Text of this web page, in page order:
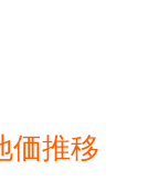
価推移